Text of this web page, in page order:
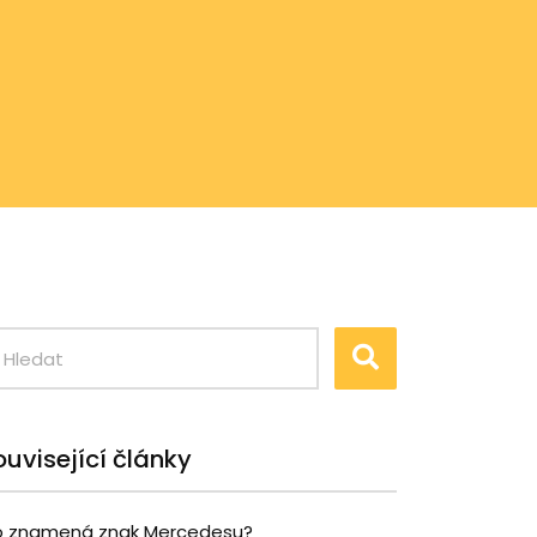
články
znamená znak Mercedesu?